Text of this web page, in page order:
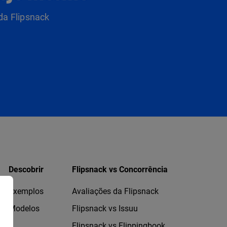
Flipsnack
Descobrir
Exemplos
Modelos
Flipsnack vs Concorrência
Avaliações da Flipsnack
Flipsnack vs Issuu